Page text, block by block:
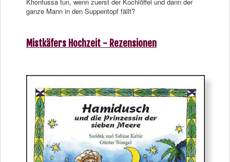
ganze Mann in den Suppentopf fällt?
Mistkäfers Hochzeit - Rezensionen